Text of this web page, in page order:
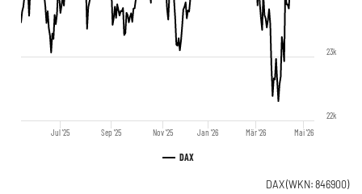
DAX
Jul '25 Sep '25 Nov '25 Jan '26 Mär '26 Mai '26
22k
23k
DAX(WKN: 846900)